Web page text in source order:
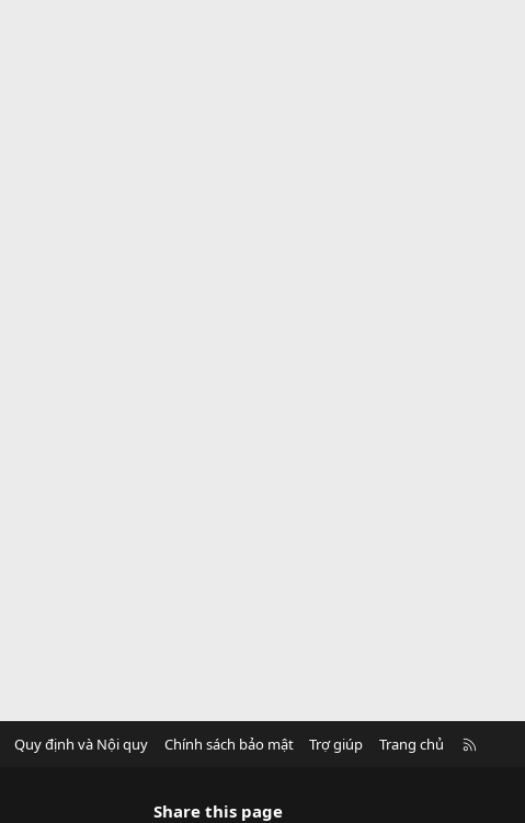
Quy định và Nội quy Chính sách bảo mật Trợ giúp Trang chủ
Share this page